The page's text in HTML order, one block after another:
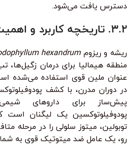
دسترس یافت می‌شود.
۳.۲. تاریخچه کاربرد و اهمیت دارویی
ریشه و ریزومhexandrum
منطقه هیمالیا برای درمان زگیل‌ها،
عنوان ملین قوی استفاده می‌شده
در دوران مدرن، با کشف
پیش‌ساز برای داروهای
پودوفیلوتوکسین یک لیگنان است
توبولین، میتوز سلولی را در مرحله
رو، یک عامل ضد میتوتیک قوی به